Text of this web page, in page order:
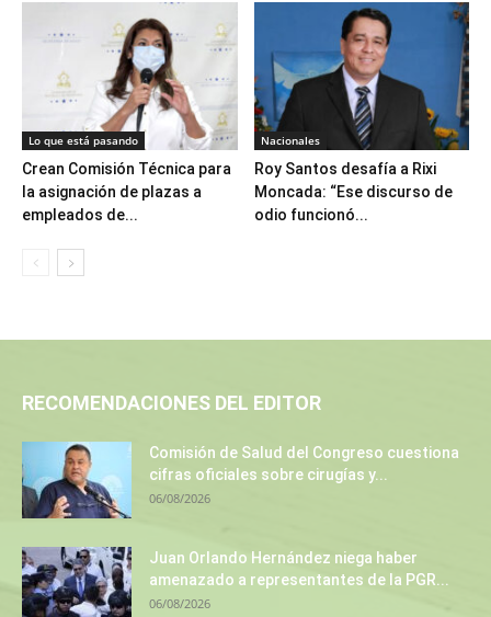
Lo que está pasando
Crean Comisión Técnica para
la asignación de plazas a
empleados de...
Nacionales
Roy Santos desafía a Rixi
Moncada: “Ese discurso de
odio funcionó...
RECOMENDACIONES DEL EDITOR
Comisión de Salud del Congreso cuestiona
cifras oficiales sobre cirugías y...
06/08/2026
Juan Orlando Hernández niega haber
amenazado a representantes de la PGR...
06/08/2026